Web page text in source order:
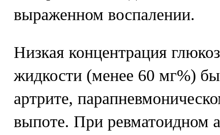
выраженном воспалении.
Низкая концентрация
жидкости (менее 60 мг%)
артрите,
выпоте. При ревматоидном